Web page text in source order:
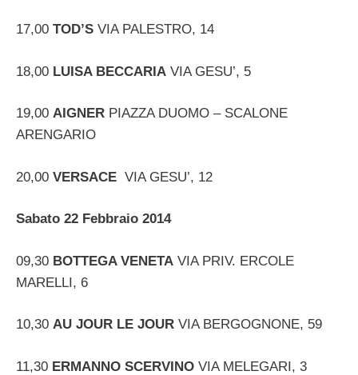
17,00 TOD’S VIA PALESTRO, 14
18,00 LUISA BECCARIA VIA GESU’, 5
19,00 AIGNER PIAZZA DUOMO – SCALONE
ARENGARIO
20,00 VERSACE VIA GESU’, 12
Sabato 22 Febbraio 2014
09,30 BOTTEGA VENETA VIA PRIV. ERCOLE
MARELLI, 6
10,30 AU JOUR LE JOUR VIA BERGOGNONE, 59
11,30 ERMANNO SCERVINO VIA MELEGARI, 3